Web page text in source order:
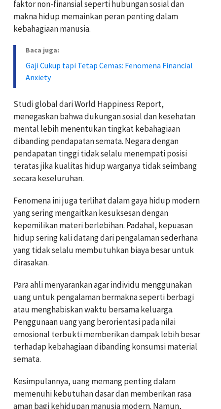
faktor non-finansial seperti hubungan sosial dan
makna hidup memainkan peran penting dalam
kebahagiaan manusia.
Baca juga:
Gaji Cukup tapi Tetap Cemas: Fenomena Financial
Anxiety
Studi global dari World Happiness Report,
menegaskan bahwa dukungan sosial dan kesehatan
mental lebih menentukan tingkat kebahagiaan
dibanding pendapatan semata. Negara dengan
pendapatan tinggi tidak selalu menempati posisi
teratas jika kualitas hidup warganya tidak seimbang
secara keseluruhan.
Fenomena ini juga terlihat dalam gaya hidup modern
yang sering mengaitkan kesuksesan dengan
kepemilikan materi berlebihan. Padahal, kepuasan
hidup sering kali datang dari pengalaman sederhana
yang tidak selalu membutuhkan biaya besar untuk
dirasakan.
Para ahli menyarankan agar individu menggunakan
uang untuk pengalaman bermakna seperti berbagi
atau menghabiskan waktu bersama keluarga.
Penggunaan uang yang berorientasi pada nilai
emosional terbukti memberikan dampak lebih besar
terhadap kebahagiaan dibanding konsumsi material
semata.
Kesimpulannya, uang memang penting dalam
memenuhi kebutuhan dasar dan memberikan rasa
aman bagi kehidupan manusia modern. Namun,